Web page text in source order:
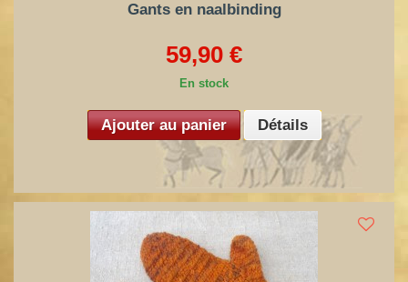
Gants en naalbinding
59,90 €
En stock
Ajouter au panier Détails